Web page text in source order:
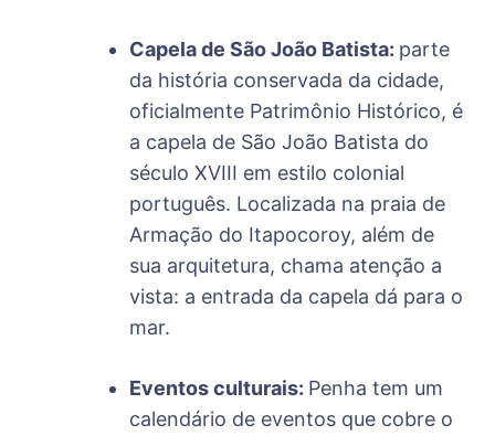
Capela de São João Batista: parte
da história conservada da cidade,
oficialmente Patrimônio Histórico, é
a capela de São João Batista do
século XVIII em estilo colonial
português. Localizada na praia de
Armação do Itapocoroy, além de
sua arquitetura, chama atenção a
vista: a entrada da capela dá para o
mar.
Eventos culturais: Penha tem um
calendário de eventos que cobre o